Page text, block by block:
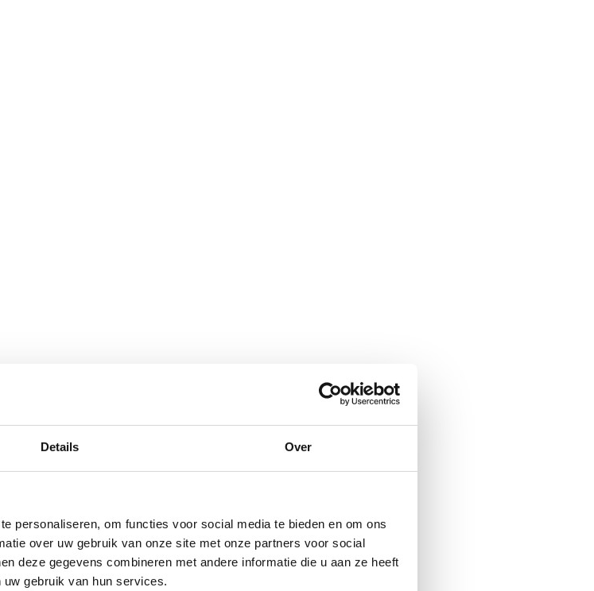
Details Over
personaliseren, om functies voor social media te bieden en om ons
over uw gebruik van onze site met onze partners voor social
deze gegevens combineren met andere informatie die u aan ze heeft
gebruik van hun services.